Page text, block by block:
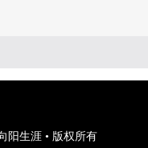
阳生涯 • 版权所有